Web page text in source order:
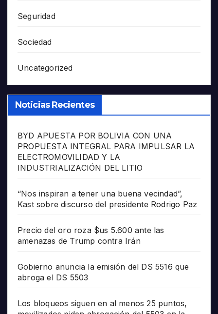
Seguridad
Sociedad
Uncategorized
Noticias Recientes
BYD APUESTA POR BOLIVIA CON UNA
PROPUESTA INTEGRAL PARA IMPULSAR LA
ELECTROMOVILIDAD Y LA
INDUSTRIALIZACIÓN DEL LITIO
“Nos inspiran a tener una buena vecindad”,
Kast sobre discurso del presidente Rodrigo Paz
Precio del oro roza $us 5.600 ante las
amenazas de Trump contra Irán
Gobierno anuncia la emisión del DS 5516 que
abroga el DS 5503
Los bloqueos siguen en al menos 25 puntos,